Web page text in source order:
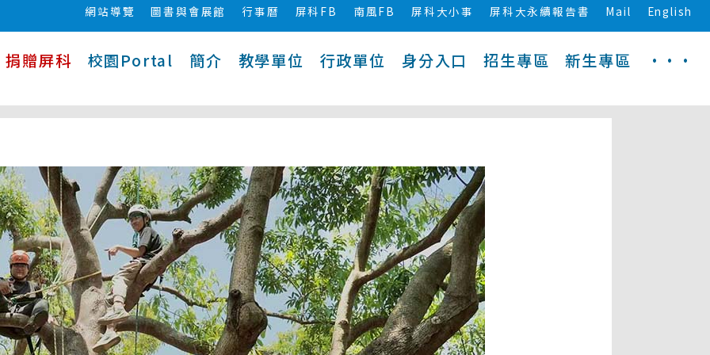
網站導覽 圖書與會展館 行事曆 屏科FB 南風FB 屏科大小事 屏科大永續報告書 Mail English
捐贈屏科 校園Portal 簡介 教學單位 行政單位 身分入口 招生專區 新生專區 ···